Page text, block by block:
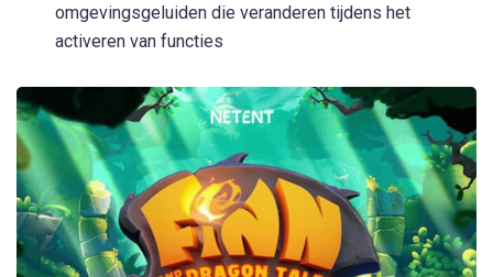
omgevingsgeluiden die veranderen tijdens het
activeren van functies